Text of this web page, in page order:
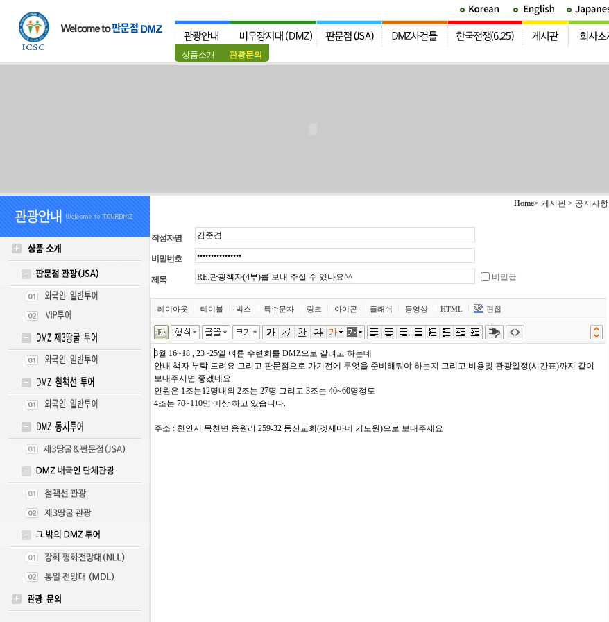
상품소개 관광문의
Home> 게시판 > 공지사항
작성자명
비밀번호
제목 비밀글
레이아웃 테이블 박스 특수문자 링크 아이콘 플래쉬 동영상 HTML 편집